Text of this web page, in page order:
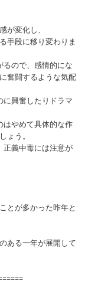
が変化し、
手段に移り変わりま
るので、感情的にな
奮闘するような気配
に興奮したりドラマ
はやめて具体的な作
ょう。
正義中毒には注意が
とが多かった昨年と
ある一年が展開して